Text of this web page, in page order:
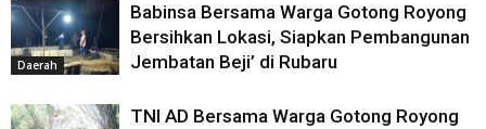
Daerah
Babinsa Bersama Warga Gotong Royong
Bersihkan Lokasi, Siapkan Pembangunan
Jembatan Beji’ di Rubaru
TNI AD Bersama Warga Gotong Royong